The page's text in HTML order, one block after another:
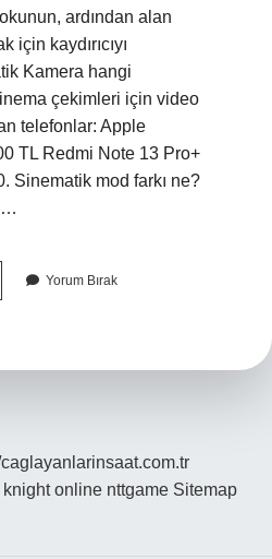
ardından alan
kaydırıcıyı
Kamera hangi
çekimleri için video
telefonlar: Apple
TL Redmi Note 13 Pro+
Sinematik mod farkı ne?
Yorum Bırak
caglayanlarinsaat.com.tr
knight online nttgame Sitemap